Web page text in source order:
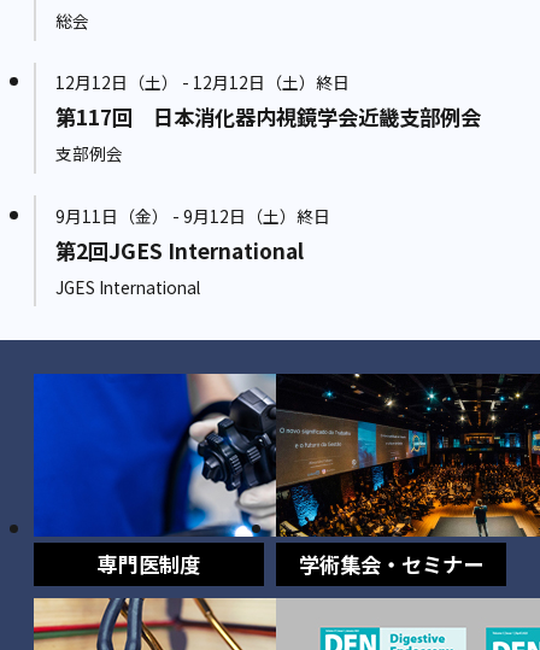
総会
12月12日（土） - 12月12日（土）終日
第117回 日本消化器内視鏡学会近畿支部例会
支部例会
9月11日（金） - 9月12日（土）終日
第2回JGES International
JGES International
専門医制度 学術集会・セミナー